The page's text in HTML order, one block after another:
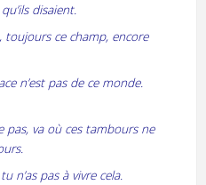
disaient.
toujours ce champ, encore
n’est pas de ce monde.
pas, va où ces tambours ne
n’as pas à vivre cela.